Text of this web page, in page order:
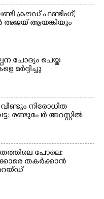
ക്രൗഡ് ഫണ്ടിംഗ്;
ആയങ്കിയും
ചോദ്യം ചെയ്ത
മർദ്ദിച്ചു
നിരോധിത
രണ്ടുപേർ അറസ്റ്റിൽ
പോലെ:
തകർക്കാൻ